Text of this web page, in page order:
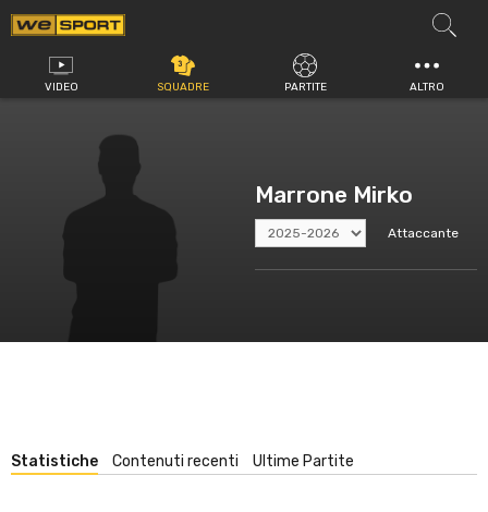
Vai
al
contenuto
VIDEO SQUADRE PARTITE ALTRO
Marrone Mirko
Attaccante
Statistiche Contenuti recenti Ultime Partite